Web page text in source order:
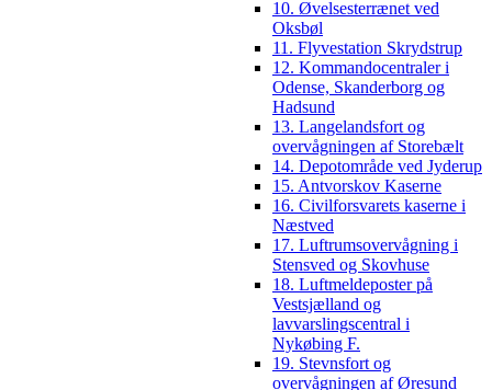
10. Øvelsesterrænet ved
Oksbøl
11. Flyvestation Skrydstrup
12. Kommandocentraler i
Odense, Skanderborg og
Hadsund
13. Langelandsfort og
overvågningen af Storebælt
14. Depotområde ved Jyderup
15. Antvorskov Kaserne
16. Civilforsvarets kaserne i
Næstved
17. Luftrumsovervågning i
Stensved og Skovhuse
18. Luftmeldeposter på
Vestsjælland og
lavvarslingscentral i
Nykøbing F.
19. Stevnsfort og
overvågningen af Øresund